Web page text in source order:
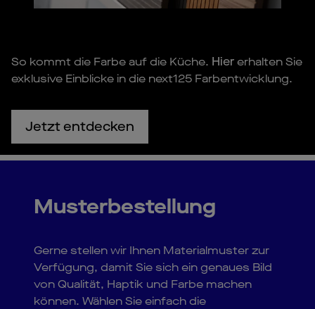
So kommt die Farbe auf die Küche. Hiererhalten Sie
exklusive Einblicke in die next125 Farbentwicklung.
Jetzt entdecken
Musterbestellung
Gerne stellen wir Ihnen Materialmuster zur
Verfügung, damit Sie sich ein genaues Bild
von Qualität, Haptik und Farbe machen
können. Wählen Sie einfach die